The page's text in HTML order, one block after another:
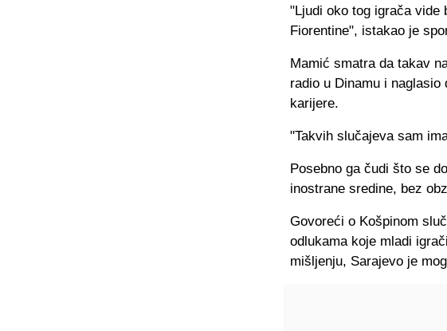
"Ljudi oko tog igrača vide
Fiorentine", istakao je
Mamić smatra da takav
radio u Dinamu i
karijere.
"Takvih slučajeva sam
Posebno ga čudi što se
inostrane sredine, bez
Govoreći o Košpinom
odlukama koje mladi
mišljenju, Sarajevo je